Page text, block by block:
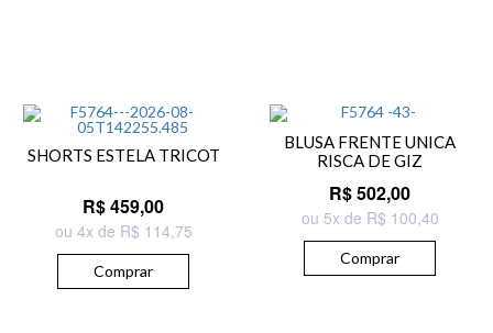
SHORTS ESTELA TRICOT
R$ 459,00
ou 4x de R$ 114,75
Comprar
BLUSA FRENTE UNICA
RISCA DE GIZ
R$ 502,00
ou 5x de R$ 100,40
Comprar